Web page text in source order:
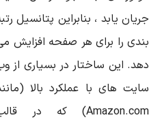
یابد ، بنابراین پتانسیل رتبه
را برای هر صفحه افزایش می
این ساختار در بسیاری از وب
های با عملکرد بالا (مانند
Amazon.com) که در قالب